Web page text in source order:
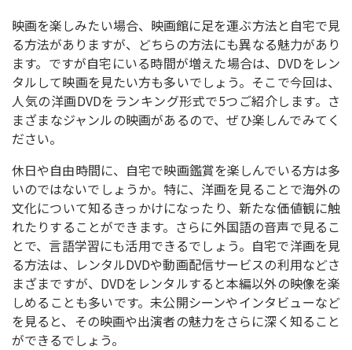
映画を楽しみたい場合、映画館に足を運ぶ方法と自宅で見
る方法がありますが、どちらの方法にも異なる魅力があり
ます。ですが自宅にいる時間が増えた場合は、DVDをレン
タルして映画を見たい方も多いでしょう。そこで今回は、
人気の洋画DVDをランキング形式で5つご紹介します。さ
まざまなジャンルの映画があるので、ぜひ楽しんでみてく
ださい。
休日や自由時間に、自宅で映画鑑賞を楽しんでいる方は多
いのではないでしょうか。特に、洋画を見ることで海外の
文化について知るきっかけになったり、新たな価値観に触
れたりすることができます。さらに外国語の音声で見るこ
とで、言語学習にも活用できるでしょう。自宅で洋画を見
る方法は、レンタルDVDや動画配信サービスの利用などさ
まざまですが、DVDをレンタルすると本編以外の映像を楽
しめることも多いです。未公開シーンやインタビューなど
を見ると、その映画や出演者の魅力をさらに深く知ること
ができるでしょう。